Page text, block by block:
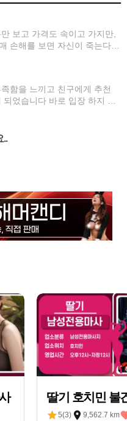
보고 가격도 속이고 가지만,
손해를 보면 자신이 죽는다고
는 매니저라 아무 권한이 없
하냐라고 다시 질문을 하고 고
정신도 없고 기이미 들어간 돈
는 이득이 없기에 안된다고
고 친구에게 추천
로 입장 하지 못
..
딸기 호치민 불
안마
5(3) 9,562.7 km